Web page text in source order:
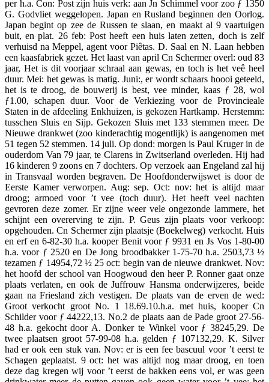
per h.a. Con: Post zijn huis verk: aan Jn Schimmel voor zoo ƒ 1350
G. Godvliet weggelopen. Japan en Rusland beginnen den Oorlog.
Japan begint op zee de Russen te slaan, en maakt al 9 vaartuigen
buit, en plat. 26 feb: Post heeft een huis laten zetten, doch is zelf
verhuisd na Meppel, agent voor Piêtas. D. Saal en N. Laan hebben
een kaasfabriek gezet. Het laast van april Cn Schermer overl: oud 83
jaar, Het is dit voorjaar schraal aan gewas, en toch is het veê heel
duur. Mei: het gewas is matig. Juni:, er wordt schaars hoooi geteeld,
het is te droog, de bouwerij is best, vee minder, kaas ƒ 28, wol
ƒ1.00, schapen duur. Voor de Verkiezing voor de Provincieale
Staten in de afdeeling Enkhuizen, is gekozen Hartkamp. Herstemm:
tusschen Sluis en Sijp. Gekozen Sluis met 133 stemmen meer. De
Nieuwe drankwet (zoo kinderachtig mogentlijk) is aangenomen met
51 tegen 52 stemmen. 14 juli. Op dond: morgen is Paul Kruger in de
ouderdom Van 79 jaar, te Clarens in Zwitserland overleden. Hij had
16 kinderen 9 zoons en 7 dochters. Op verzoek aan Engeland zal hij
in Transvaal worden begraven. De Hoofdonderwijswet is door de
Eerste Kamer verworpen. Aug: sep. Oct: nov: het is altijd maar
droog; armoed voor ’t vee (toch duur). Het heeft veel nachten
gevroren deze zomer. Er zijne weer vele ongezonde lammere, het
schijnt een overerving te zijn. P. Geus zijn plaats voor verkoop:
opgehouden. Cn Schermer zijn plaatsje (Boekelweg) verkocht. Huis
en erf en 6-82-30 h.a. kooper Benit voor ƒ 9931 en Js Vos 1-80-00
h.a. voor ƒ 2520 en De Jong broodbakker 1-75-70 h.a. 2503,73 ½
tezamen ƒ 14954,72 ½ 25 oct: begin van de nieuwe drankwet. Nov:
het hoofd der school van Hoogwoud den heer P. Ronner gaat onze
plaats verlaten, en ook de Juffrouw Hansma onderwijzeres, beide
gaan na Friesland zich vestigen. De plaats van de erven de wed:
Groot verkocht groot No. 1 18.69.10.h.a. met huis, kooper Cn
Schilder voor ƒ 44222,13. No.2 de plaats aan de Pade groot 27-56-
48 h.a. gekocht door A. Donker te Winkel voor ƒ 38245,29. De
twee plaatsen groot 57-99-08 h.a. gelden ƒ 107132,29. K. Silver
had er ook een stuk van. Nov: er is een fee bascuul voor ’t eerst te
Schagen geplaatst. 9 oct: het was altijd nog maar droog, en toen
deze dag kregen wij voor ’t eerst de bakken eens vol, er was geen